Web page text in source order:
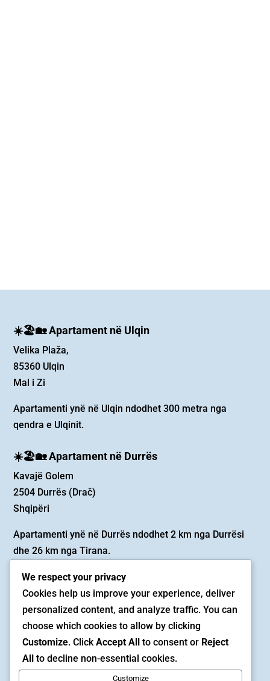
☀️🏖️🏡 Apartament në Ulqin
Velika Plaža,
85360 Ulqin
Mal i Zi
Apartamenti ynë në Ulqin ndodhet 300 metra nga
qendra e Ulqinit.
☀️🏖️🏡 Apartament në Durrës
Kavajë Golem
2504 Durrës (Drač)
Shqipëri
Apartamenti ynë në Durrës ndodhet 2 km nga Durrësi
dhe 26 km nga Tirana.
✉️ Email
rezervacija@beadiniapartmani.ba
📱 Telefon (Viber i Whatsapp)
0038762321352
We respect your privacy
Cookies help us improve your experience, deliver
personalized content, and analyze traffic. You can
choose which cookies to allow by clicking
Customize. Click Accept All to consent or Reject
All to decline non-essential cookies.
Customize